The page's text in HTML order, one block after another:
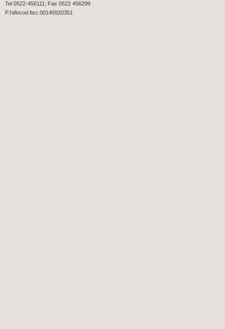
Tel 0522-456111; Fax 0522 456299
P.IVA/cod.fisc.00145920351